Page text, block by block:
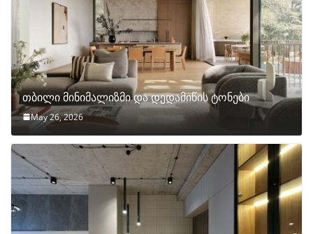
თბილი მინიმალიზმი და დედამიწის ტონები
May 26, 2026